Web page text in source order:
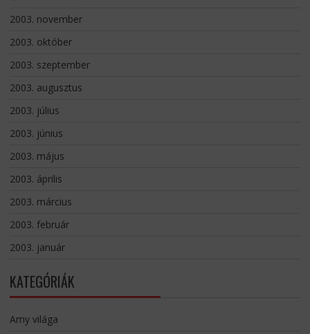
2003. november
2003. október
2003. szeptember
2003. augusztus
2003. július
2003. június
2003. május
2003. április
2003. március
2003. február
2003. január
KATEGÓRIÁK
Amy világa